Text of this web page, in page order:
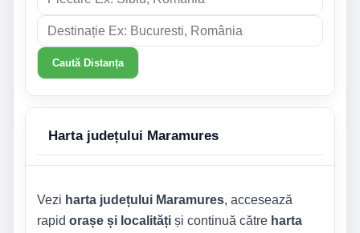
Caută Distanța
Harta județului Maramures
Vezi harta județului Maramures, accesează
rapid orașe și localități și continuă către harta